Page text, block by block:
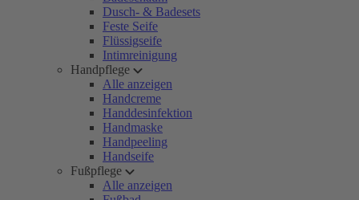
Dusch- & Badesets
Feste Seife
Flüssigseife
Intimreinigung
Handpflege
Alle anzeigen
Handcreme
Handdesinfektion
Handmaske
Handpeeling
Handseife
Fußpflege
Alle anzeigen